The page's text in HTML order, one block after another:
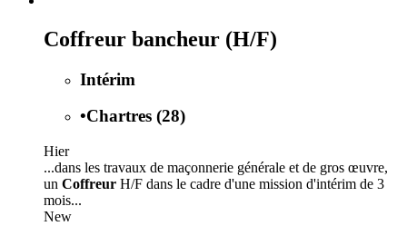
Coffreur bancheur (H/F)
Intérim
•Chartres (28)
Hier
...dans les travaux de maçonnerie générale et de gros œuvre,
un Coffreur H/F dans le cadre d'une mission d'intérim de 3
mois...
New